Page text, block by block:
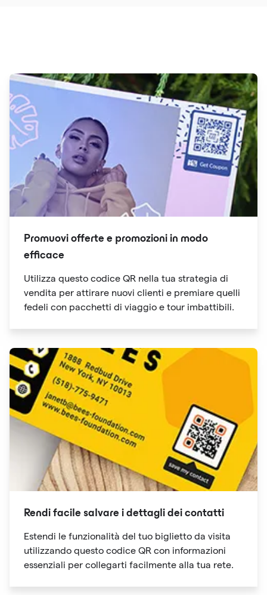
Promuovi offerte e promozioni in modo
efficace
Utilizza questo codice QR nella tua strategia di
vendita per attirare nuovi clienti e premiare quelli
fedeli con pacchetti di viaggio e tour imbattibili.
Rendi facile salvare i dettagli dei contatti
Estendi le funzionalità del tuo biglietto da visita
utilizzando questo codice QR con informazioni
essenziali per collegarti facilmente alla tua rete.